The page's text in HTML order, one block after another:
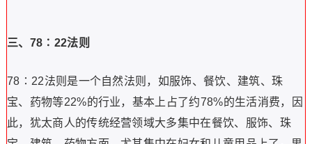
三、78∶22法则
78∶22法则是一个自然法则，如服饰、餐饮、建筑、珠
宝、药物等22%的行业，基本上占了约78%的生活消费，因
此，犹太商人的传统经营领域大多集中在餐饮、服饰、珠